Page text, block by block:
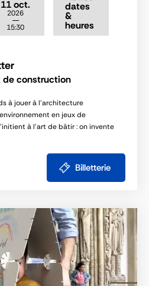
11 oct.
2026
15:30
dates
&
heures
de construction
à jouer à l’architecture
en jeux de
à l’art de bâtir : on invente
Billetterie